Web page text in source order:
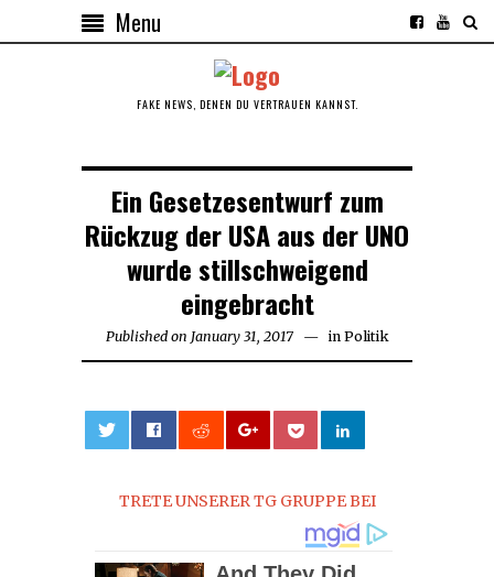
Menu
FAKE NEWS, DENEN DU VERTRAUEN KANNST.
Ein Gesetzesentwurf zum
Rückzug der USA aus der UNO
wurde stillschweigend
eingebracht
Published on January 31, 2017January
in Politik
TRETE UNSERER TG GRUPPE BEI